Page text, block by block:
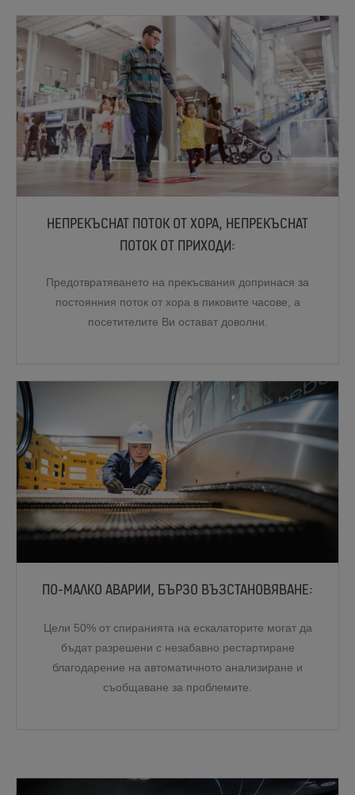
НЕПРЕКЪСНАТ ПОТОК ОТ ХОРА, НЕПРЕКЪСНАТ
ПОТОК ОТ ПРИХОДИ:
Предотвратяването на прекъсвания допринася за
постоянния поток от хора в пиковите часове, а
посетителите Ви остават доволни.
ПО-МАЛКО АВАРИИ, БЪРЗО ВЪЗСТАНОВЯВАНЕ:
Цели 50% от спиранията на ескалаторите могат да
бъдат разрешени с незабавно рестартиране
благодарение на автоматичното анализиране и
съобщаване за проблемите.